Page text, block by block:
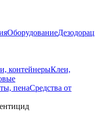
Оборудование
контейнерыКлеи,
пенаСредства от